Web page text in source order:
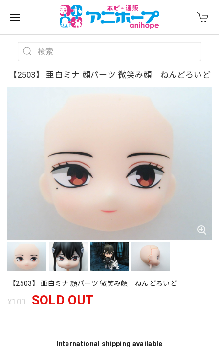
【2503】 亜白ミナ 顔パーツ 微笑み顔 ねんどろいど
【2503】 亜白ミナ 顔パーツ 微笑み顔 ねんどろいど
¥100 SOLD OUT
International shipping available